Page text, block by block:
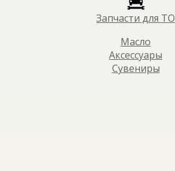
Запчасти для ТО
Масло
Аксессуары
Сувениры